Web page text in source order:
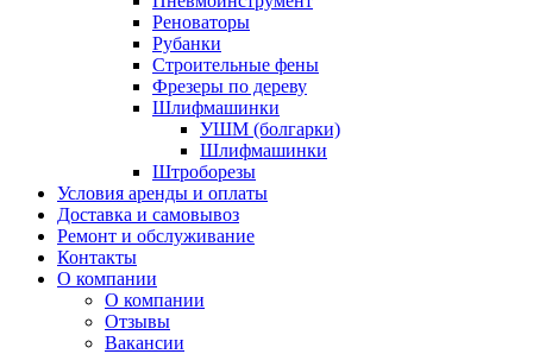
Реноваторы
Рубанки
Строительные фены
Фрезеры по дереву
Шлифмашинки
УШМ (болгарки)
Шлифмашинки
Штроборезы
Условия аренды и оплаты
Доставка и самовывоз
Ремонт и обслуживание
Контакты
О компании
О компании
Отзывы
Вакансии